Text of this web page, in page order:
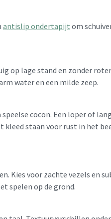
antislip ondertapijt om
op lage stand en zonder
water en een milde zeep.
speelse cocon. Een loper of
kleed staan voor rust in het
Kies voor zachte vezels en
spelen op de grond.